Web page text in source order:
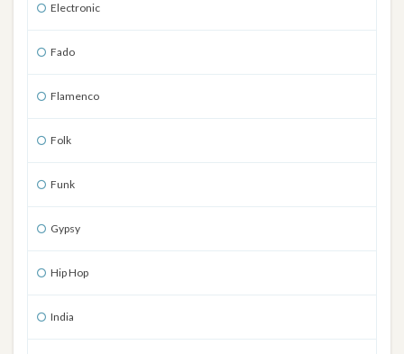
Electronic
Fado
Flamenco
Folk
Funk
Gypsy
Hip Hop
India